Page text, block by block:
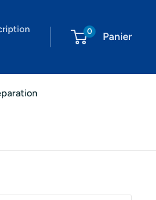
0 Panier